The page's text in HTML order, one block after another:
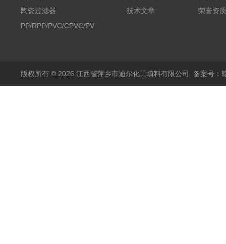
陶瓷过滤器
PP/RPP/PVC/CPVC/PVDF
技术文章
荣誉资质
版权所有 © 2026 江西省萍乡市迪尔化工填料有限公司 备案号：